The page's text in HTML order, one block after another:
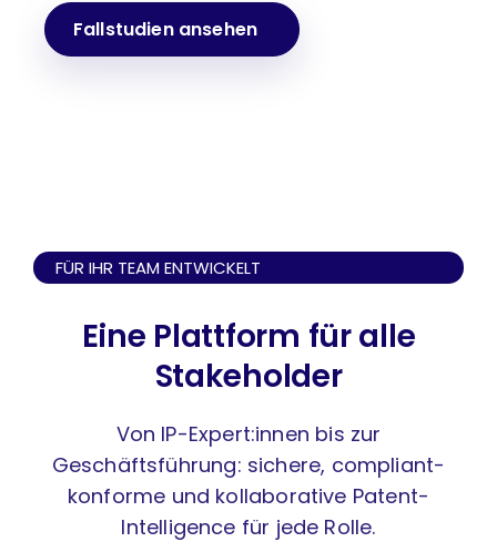
Fallstudien ansehen
FÜR IHR TEAM ENTWICKELT
Eine Plattform für alle
Stakeholder
Von IP-Expert:innen bis zur
Geschäftsführung: sichere, compliant-
konforme und kollaborative Patent-
Intelligence für jede Rolle.